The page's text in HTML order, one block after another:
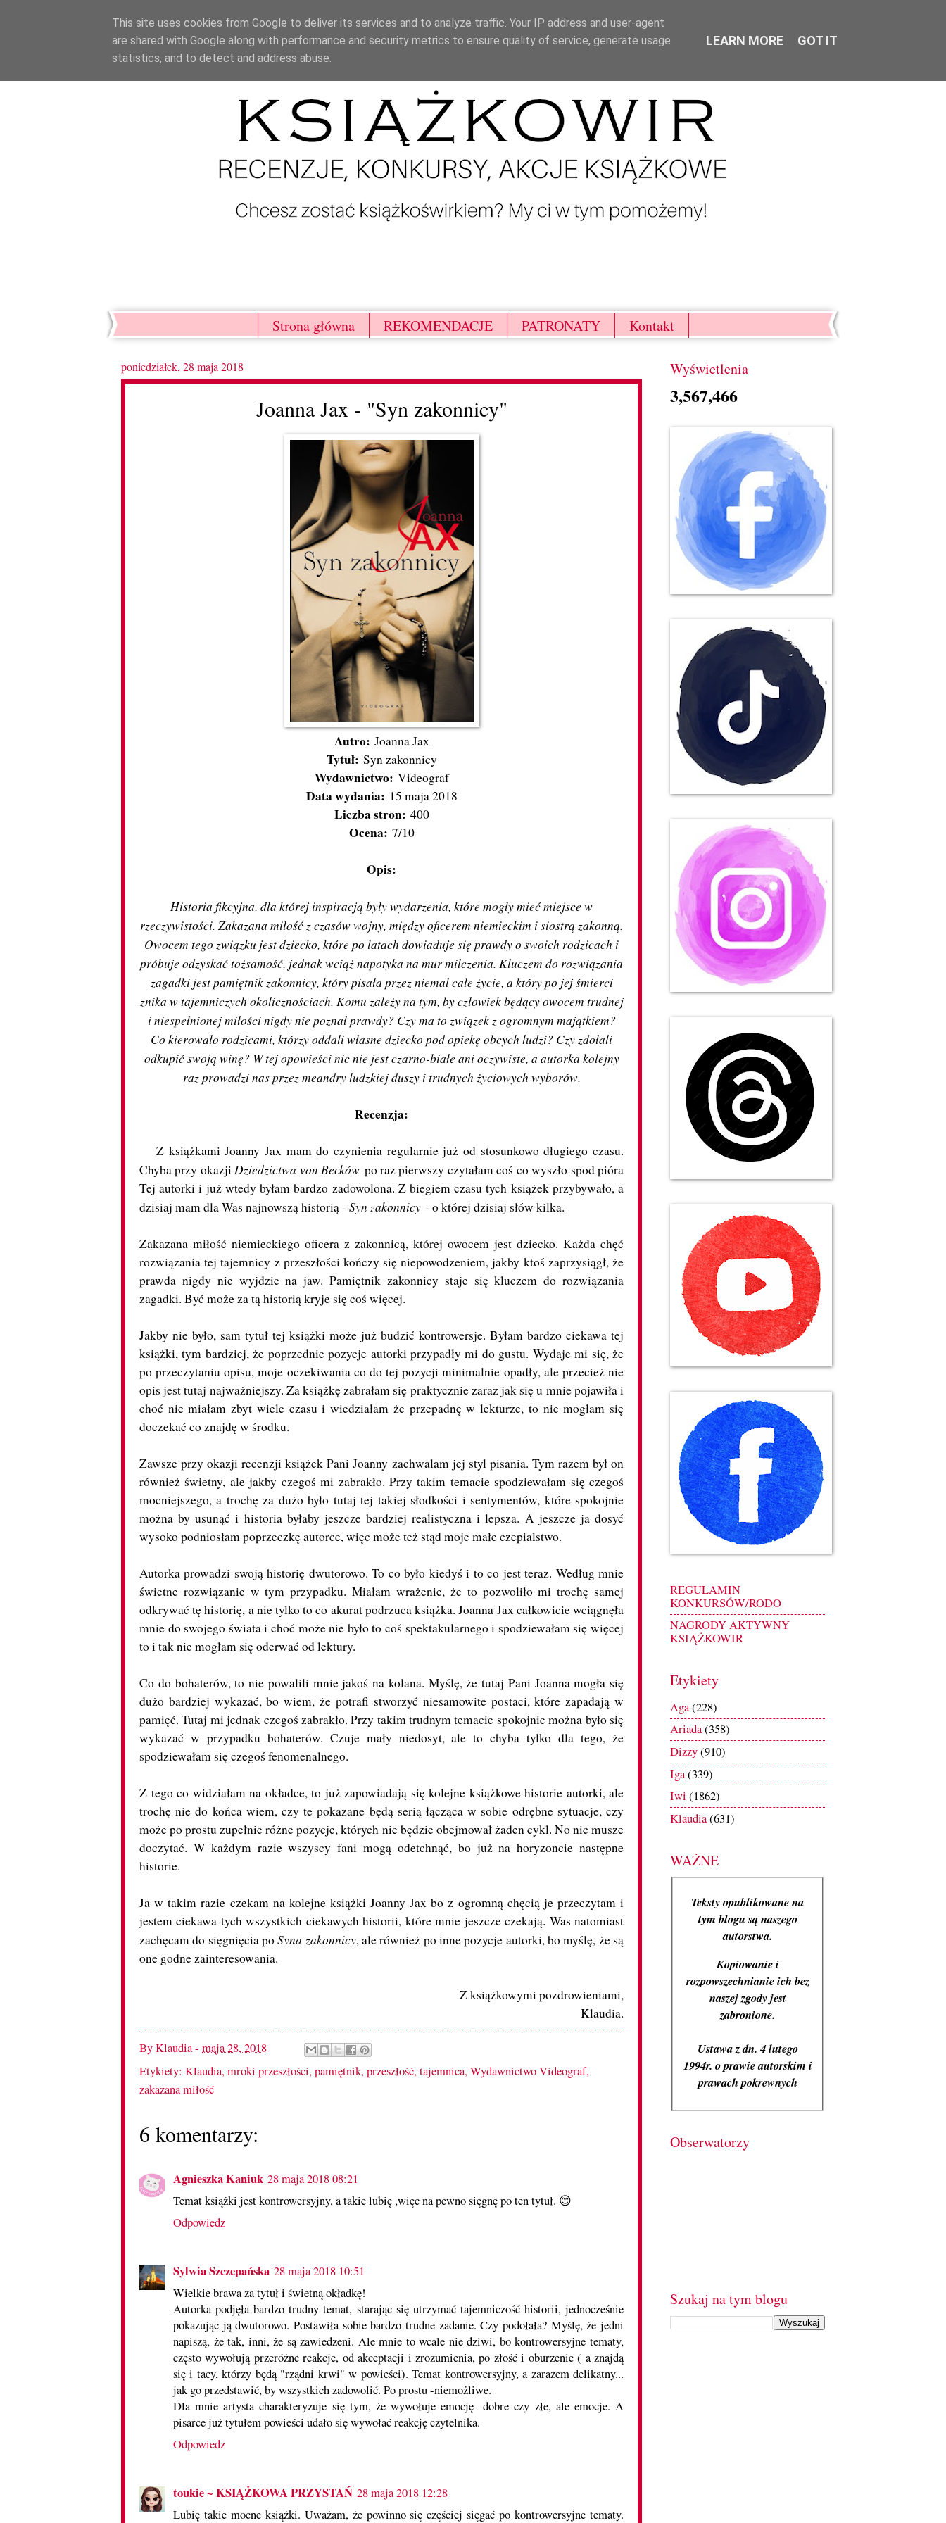
Strona główna REKOMENDACJE PATRONATY Kontakt
poniedziałek, 28 maja 2018
Joanna Jax - "Syn zakonnicy"
Autro: Joanna Jax
Tytuł: Syn zakonnicy
Wydawnictwo: Videograf
Data wydania: 15 maja 2018
Liczba stron: 400
Ocena: 7/10
Opis:
Historia fikcyjna, dla której inspiracją były wydarzenia, które mogły mieć miejsce w
rzeczywistości. Zakazana miłość z czasów wojny, między oficerem niemieckim i siostrą zakonną.
Owocem tego związku jest dziecko, które po latach dowiaduje się prawdy o swoich rodzicach i
próbuje odzyskać tożsamość, jednak wciąż napotyka na mur milczenia. Kluczem do rozwiązania
zagadki jest pamiętnik zakonnicy, który pisała przez niemal całe życie, a który po jej śmierci
znika w tajemniczych okolicznościach. Komu zależy na tym, by człowiek będący owocem trudnej
i niespełnionej miłości nigdy nie poznał prawdy? Czy ma to związek z ogromnym majątkiem?
Co kierowało rodzicami, którzy oddali własne dziecko pod opiekę obcych ludzi? Czy zdołali
odkupić swoją winę? W tej opowieści nic nie jest czarno-białe ani oczywiste, a autorka kolejny
raz prowadzi nas przez meandry ludzkiej duszy i trudnych życiowych wyborów.
Recenzja:
Z książkami Joanny Jax mam do czynienia regularnie już od stosunkowo długiego czasu.
Chyba przy okazji Dziedzictwa von Becków po raz pierwszy czytałam coś co wyszło spod pióra
Tej autorki i już wtedy byłam bardzo zadowolona. Z biegiem czasu tych książek przybywało, a
dzisiaj mam dla Was najnowszą historią - Syn zakonnicy - o której dzisiaj słów kilka.
Zakazana miłość niemieckiego oficera z zakonnicą, której owocem jest dziecko. Każda chęć
rozwiązania tej tajemnicy z przeszłości kończy się niepowodzeniem, jakby ktoś zaprzysiągł, że
prawda nigdy nie wyjdzie na jaw. Pamiętnik zakonnicy staje się kluczem do rozwiązania
zagadki. Być może za tą historią kryje się coś więcej.
Jakby nie było, sam tytuł tej książki może już budzić kontrowersje. Byłam bardzo ciekawa tej
książki, tym bardziej, że poprzednie pozycje autorki przypadły mi do gustu. Wydaje mi się, że
po przeczytaniu opisu, moje oczekiwania co do tej pozycji minimalnie opadły, ale przecież nie
opis jest tutaj najważniejszy. Za książkę zabrałam się praktycznie zaraz jak się u mnie pojawiła i
choć nie miałam zbyt wiele czasu i wiedziałam że przepadnę w lekturze, to nie mogłam się
doczekać co znajdę w środku.
Zawsze przy okazji recenzji książek Pani Joanny zachwalam jej styl pisania. Tym razem był on
również świetny, ale jakby czegoś mi zabrakło. Przy takim temacie spodziewałam się czegoś
mocniejszego, a trochę za dużo było tutaj tej takiej słodkości i sentymentów, które spokojnie
można by usunąć i historia byłaby jeszcze bardziej realistyczna i lepsza. A jeszcze ja dosyć
wysoko podniosłam poprzeczkę autorce, więc może też stąd moje małe czepialstwo.
Autorka prowadzi swoją historię dwutorowo. To co było kiedyś i to co jest teraz. Według mnie
świetne rozwiązanie w tym przypadku. Miałam wrażenie, że to pozwoliło mi trochę samej
odkrywać tę historię, a nie tylko to co akurat podrzuca książka. Joanna Jax całkowicie wciągnęła
mnie do swojego świata i choć może nie było to coś spektakularnego i spodziewałam się więcej
to i tak nie mogłam się oderwać od lektury.
Co do bohaterów, to nie powalili mnie jakoś na kolana. Myślę, że tutaj Pani Joanna mogła się
dużo bardziej wykazać, bo wiem, że potrafi stworzyć niesamowite postaci, które zapadają w
pamięć. Tutaj mi jednak czegoś zabrakło. Przy takim trudnym temacie spokojnie można było się
wykazać w przypadku bohaterów. Czuje mały niedosyt, ale to chyba tylko dla tego, że
spodziewałam się czegoś fenomenalnego.
Z tego co widziałam na okładce, to już zapowiadają się kolejne książkowe historie autorki, ale
trochę nie do końca wiem, czy te pokazane będą serią łącząca w sobie odrębne sytuacje, czy
może po prostu zupełnie różne pozycje, których nie będzie obejmował żaden cykl. No nic musze
doczytać. W każdym razie wszyscy fani mogą odetchnąć, bo już na horyzoncie następne
historie.
Ja w takim razie czekam na kolejne książki Joanny Jax bo z ogromną chęcią je przeczytam i
jestem ciekawa tych wszystkich ciekawych historii, które mnie jeszcze czekają. Was natomiast
zachęcam do sięgnięcia poSyna zakonnicy, ale również po inne pozycje autorki, bo myślę, że są
one godne zainteresowania.
Z książkowymi pozdrowieniami,
Klaudia.
ByKlaudia- maja 28, 2018
Etykiety: Klaudia,mroki przeszłości,pamiętnik,przeszłość,tajemnica,Wydawnictwo Videograf,
zakazana miłość
6 komentarzy:
Agnieszka Kaniuk 28 maja 2018 08:21
Temat książki jest kontrowersyjny, a takie lubię ,więc na pewno sięgnę po ten tytuł. 😊
Odpowiedz
Sylwia Szczepańska 28 maja 2018 10:51
Wielkie brawa za tytuł i świetną okładkę!
Autorka podjęła bardzo trudny temat, starając się utrzymać tajemniczość historii, jednocześnie
pokazując ją dwutorowo. Postawiła sobie bardzo trudne zadanie. Czy podołała? Myślę, że jedni
napiszą, że tak, inni, że są zawiedzeni. Ale mnie to wcale nie dziwi, bo kontrowersyjne tematy,
często wywołują przeróżne reakcje, od akceptacji i zrozumienia, po złość i oburzenie ( a znajdą
się i tacy, którzy będą "rządni krwi" w powieści). Temat kontrowersyjny, a zarazem delikatny...
jak go przedstawić, by wszystkich zadowolić. Po prostu -niemożliwe.
Dla mnie artysta charakteryzuje się tym, że wywołuje emocję- dobre czy złe, ale emocje. A
pisarce już tytułem powieści udało się wywołać reakcję czytelnika.
Odpowiedz
toukie ~ KSIĄŻKOWA PRZYSTAŃ 28 maja 2018 12:28
Lubię takie mocne książki. Uważam, że powinno się częściej sięgać po kontrowersyjne tematy.
Wyświetlenia
3,567,466
REGULAMIN
KONKURSÓW/RODO
NAGRODY AKTYWNY
KSIĄŻKOWIR
Etykiety
Aga(228)
Ariada(358)
Dizzy(910)
Iga(339)
Iwi (1862)
Klaudia(631)
WAŻNE
Teksty opublikowane na
tym blogu są naszego
autorstwa.
Kopiowanie i
rozpowszechnianie ich bez
naszej zgody jest
zabronione.
Ustawa z dn. 4 lutego
1994r. o prawie autorskim i
prawach pokrewnych
Obserwatorzy
Szukaj na tym blogu
This site uses cookies from Google to deliver its services and to analyze traffic. Your IP address and user-agent
are shared with Google along with performance and security metrics to ensure quality of service, generate usage
statistics, and to detect and address abuse.
LEARN MORE GOT IT